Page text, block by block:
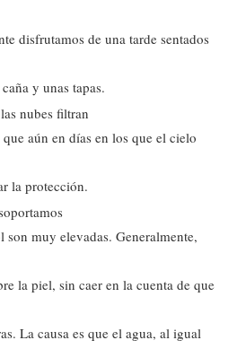
disfrutamos de una tarde sentados
y unas tapas.
nubes filtran
aún en días en los que el cielo
la protección.
son muy elevadas. Generalmente,
la piel, sin caer en la cuenta de que
La causa es que el agua, al igual